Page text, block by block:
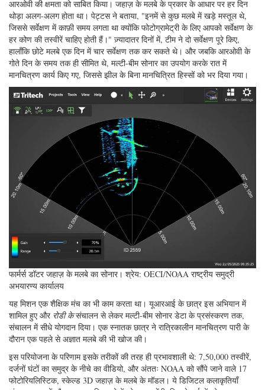
आरओवी की क्षमता को साबित किया। जहाज़ के मलबे के प्रकार के आधार पर हर दिन
थोड़ा अलग-अलग होता था। पेट्टस ने बताया, "इनमें से कुछ मलबे में खड़े मस्तूल थे,
जिससे सर्वेक्षण में काफ़ी समय लगता था क्योंकि फोटोग्रामेट्री के लिए आपको सर्वेक्षण के
हर कोण की तस्वीरें चाहिए होती हैं।" ज़्यादातर दिनों में, टीम ने दो सर्वेक्षण पूरे किए,
हालाँकि छोटे मलबे एक दिन में चार सर्वेक्षण तक कर सकते थे। और जबकि आरओवी के
गोते दिन के समय तक ही सीमित थे, मल्टी-बीम सोनार का उपयोग करके रात में
मानचित्रण कार्य किए गए, जिससे झील के बिना मानचित्रित हिस्सों को भर दिया गया।
फार्मर्स डॉटर जहाज़ के मलबे का सोनार। श्रेय: OECI/NOAA राष्ट्रीय समुद्री
अभयारण्य कार्यालय
यह मिशन एक शैक्षिक मंच का भी काम करता था। यूआरआई के छात्र इस अभियान में
शामिल हुए और रोडी केसंचालन से लेकर मल्टी-बीम सोनार डेटा के प्रसंस्करण तक,
संचालन में सीधे योगदान दिया। एक स्नातक छात्र ने रात्रिकालीन मानचित्रण पारी के
दौरान एक पहले से अज्ञात मलबे की भी खोज की।
इस परियोजना के परिणाम इसके तरीकों की तरह ही प्रभावशाली थे: 7,50,000 तस्वीरें,
दर्जनों घंटों का समुद्र के नीचे का वीडियो, और अंततः NOAA को सौंपे जाने वाले 17
फोटोरियलिस्टिक, स्केल्ड 3D जहाज़ के मलबे के मॉडल। ये डिजिटल कलाकृतियाँ